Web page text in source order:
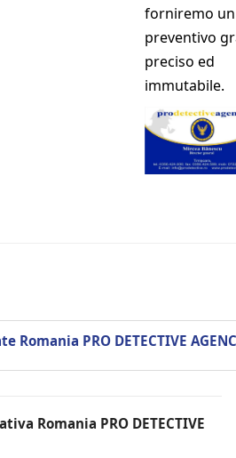
forniremo un
preventivo
preciso ed
immutabile.
PRO DETECTIVE
Romania PRO DETECTIVE